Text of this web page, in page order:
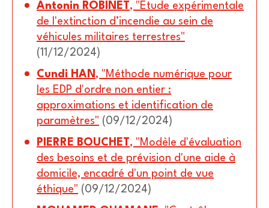
Antonin ROBINET, "Étude expérimentale
de l'extinction d’incendie au sein de
véhicules militaires terrestres"
(11/12/2024)
Cundi HAN , "Méthode numérique pour
les EDP d'ordre non entier :
approximations et identification de
paramètres" (09/12/2024)
PIERRE BOUCHET, "Modèle d'évaluation
des besoins et de prévision d'une aide à
domicile, encadré d'un point de vue
éthique" (09/12/2024)